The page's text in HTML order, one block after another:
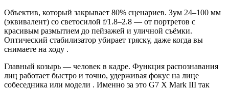
Объектив, который закрывает 80% сценариев. Зум 24–100 мм
(эквивалент) со светосилой f/1.8–2.8 — от портретов с
красивым размытием до пейзажей и уличной съёмки.
Оптический стабилизатор убирает тряску, даже когда вы
снимаете на ходу .
Главный козырь — человек в кадре. Функция распознавания
лиц работает быстро и точно, удерживая фокус на лице
собеседника или модели . Именно за это G7 X Mark III так